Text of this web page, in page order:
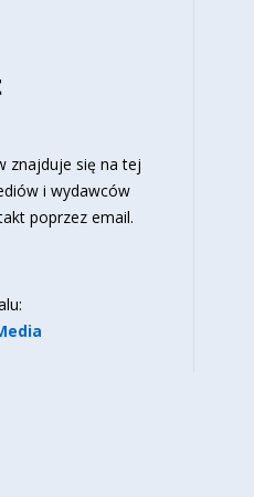
znajduje się na tej
i wydawców
poprzez email.